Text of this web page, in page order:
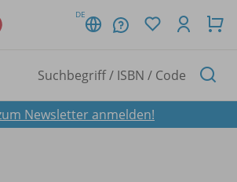
DE
Newsletter anmelden!